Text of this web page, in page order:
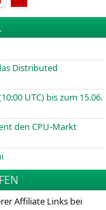
Distributed
UTC) bis zum 15.06.
den CPU-Markt
Affiliate Links bei